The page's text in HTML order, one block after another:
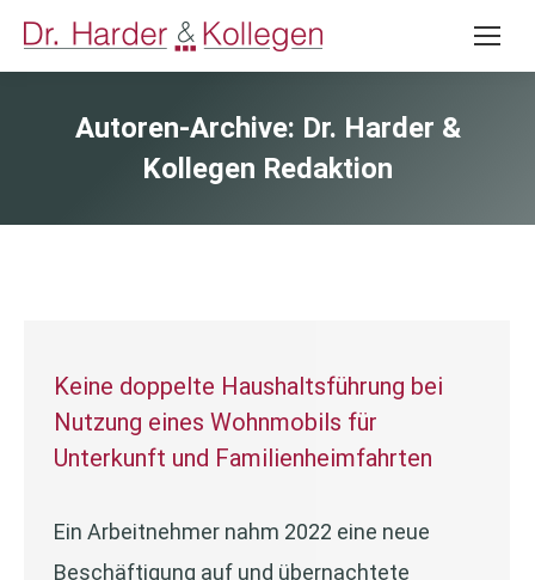
Autoren-Archive: Dr. Harder &
Kollegen Redaktion
Keine doppelte Haushaltsführung bei
Nutzung eines Wohnmobils für
Unterkunft und Familienheimfahrten
Ein Arbeitnehmer nahm 2022 eine neue
Beschäftigung auf und übernachtete